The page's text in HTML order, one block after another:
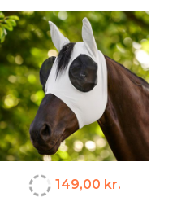
149,00 kr.